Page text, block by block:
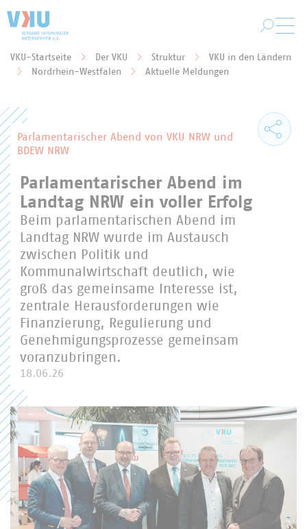
Sie befinden sich hier:
VKU-Startseite Der VKU Struktur
VKU in den Ländern
Nordrhein-Westfalen
Aktuelle Meldungen
Parlamentarischer Abend von VKU NRW und
BDEW NRW
Parlamentarischer Abend im
Landtag NRW ein voller Erfolg
Beim parlamentarischen Abend im
Landtag NRW wurde im Austausch
zwischen Politik und
Kommunalwirtschaft deutlich, wie
groß das gemeinsame Interesse ist,
zentrale Herausforderungen wie
Finanzierung, Regulierung und
Genehmigungsprozesse gemeinsam
voranzubringen.
18.06.26